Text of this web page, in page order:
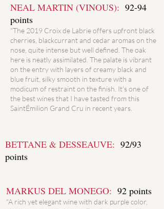
NEAL MARTIN (VINOUS): 92-94
points
"The 2019 Croix de Labrie offers upfront black
cherries, blackcurrant and cedar aromas on the
nose, quite intense but well defined. The oak
here is neatly assimilated. The palate is vibrant
on the entry with layers of creamy black and
blue fruit, silky smooth in texture with a
modicum of restraint on the finish. It's one of
the best wines that I have tasted from this
SaintÉmilion Grand Cru in recent years.
BETTANE & DESSEAUVE: 92/93
points
MARKUS DEL MONEGO: 92 points
"A rich yet elegant wine with dark purple color,